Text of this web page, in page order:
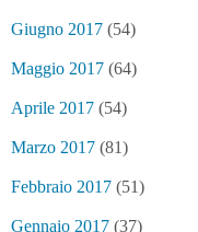
Giugno 2017 (54)
Maggio 2017 (64)
Aprile 2017 (54)
Marzo 2017 (81)
Febbraio 2017 (51)
Gennaio 2017 (37)